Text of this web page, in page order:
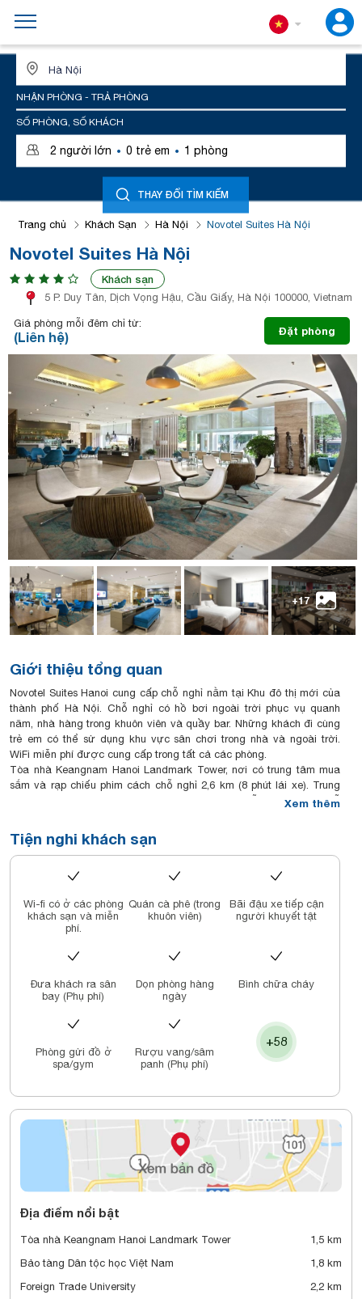
NHẬN PHÒNG - TRẢ PHÒNG
SỐ PHÒNG, SỐ KHÁCH
2 người lớn · 0 trẻ em · 1 phòng
THAY ĐỔI TÌM KIẾM
Trang chủ Khách Sạn Hà Nội Novotel Suites Hà Nội
Novotel Suites Hà Nội
Khách sạn
5 P. Duy Tân, Dịch Vọng Hậu, Cầu Giấy, Hà Nội 100000, Vietnam
Giá phòng mỗi đêm chỉ từ:
(Liên hệ) Đặt phòng
+17
Giới thiệu tổng quan
Novotel Suites Hanoi cung cấp chỗ nghỉ nằm tại Khu đô thị mới của
thành phố Hà Nội. Chỗ nghỉ có hồ bơi ngoài trời phục vụ quanh
năm, nhà hàng trong khuôn viên và quầy bar. Những khách đi cùng
trẻ em có thể sử dụng khu vực sân chơi trong nhà và ngoài trời.
WiFi miễn phí được cung cấp trong tất cả các phòng.
Tòa nhà Keangnam Hanoi Landmark Tower, nơi có trung tâm mua
sắm và rạp chiếu phim cách chỗ nghỉ 2,6 km (8 phút lái xe). Trung
tâm thương mại Indochina Plaza Hanoi cách chỗ nghỉ 2 km. Chỗ
cấp dịch vụ đưa đón sân bay với một khoản phụ phí.
Novotel Suites Hanoi có nhiều loại chỗ nghỉ, từ studio cho đến căn
hộ 2 phòng ngủ. Tất cả các loại phòng đều được trang bị đầy đủ
tiện nghi gồm bếp nhỏ và IPTV quốc tế.
vé và thu xếp tour tham quan. Trung tâm thể dục 24 giờ của khách
sạn là nơi du khách có thể rèn luyện sức khỏe.
Xem thêm
Tiện nghi khách sạn
Wi-fi có ở các phòng
khách sạn và miễn
phí.
Quán cà phê (trong
khuôn viên)
Bãi đậu xe tiếp cận
người khuyết tật
Đưa khách ra sân
bay (Phụ phí)
Dọn phòng hàng
ngày
Bình chữa cháy
Phòng gửi đồ ở
spa/gym
Rượu vang/sâm
panh (Phụ phí)
+58
Địa điểm nổi bật
Tòa nhà Keangnam Hanoi Landmark Tower
1,5 km
Bảo tàng Dân tộc học Việt Nam
1,8 km
Foreign Trade University
2,2 km